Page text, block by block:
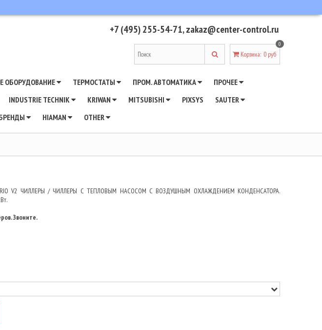
+7 (495) 255-54-71,zakaz@center-control.ru
Корзина:
0
0 руб
ОБОРУДОВАНИЕ ТЕРМОСТАТЫ ПРОМ. АВТОМАТИКА
ПРОЧЕЕ
INDUSTRIE TECHNIK KRIWAN MITSUBISHI PIXSYS
SAUTER
HIAMAN OTHER
V2 ЧИЛЛЕРЫ / ЧИЛЛЕРЫ С ТЕПЛОВЫМ НАСОСОМ С ВОЗДУШНЫМ ОХЛАЖДЕНИЕМ КОНДЕНСАТОРА.
Звоните.